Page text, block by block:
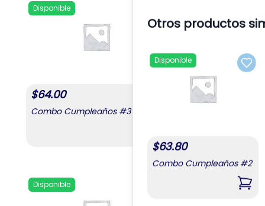
Add to favorites
Disponible
$64.00
Combo Cumpleaños #3
55.00
Disponible
Otros productos
Add
Disponible
$63.80
Combo Cumpleaños #2
,